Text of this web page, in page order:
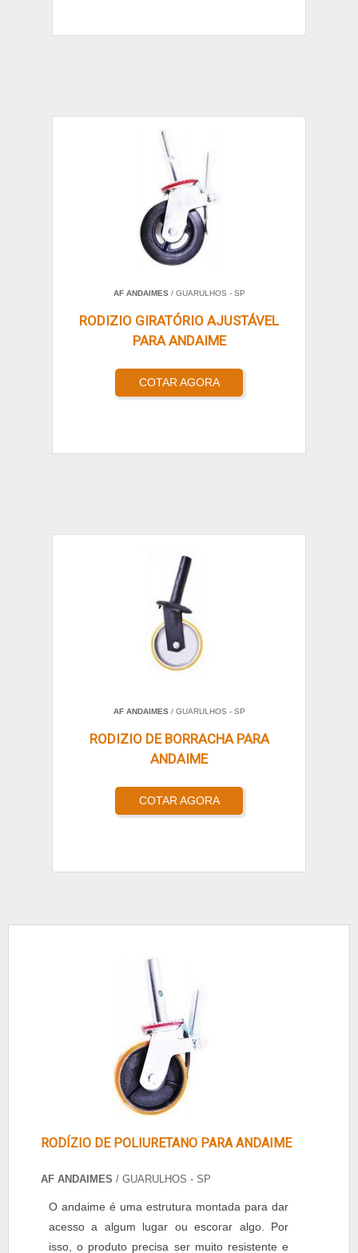
AF ANDAIMES/ GUARULHOS - SP
RODIZIO GIRATÓRIO AJUSTÁVEL
PARA ANDAIME
COTAR AGORA
AF ANDAIMES/ GUARULHOS - SP
RODIZIO DE BORRACHA PARA
ANDAIME
COTAR AGORA
RODÍZIO DE POLIURETANO PARA ANDAIME
AF ANDAIMES / GUARULHOS - SP
O andaime é uma estrutura montada para dar
acesso a algum lugar ou escorar algo. Por
isso, o produto precisa ser muito resistente e